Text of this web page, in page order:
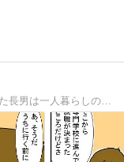
広汎性発達障害から不登校と鬱を乗り越えた長男は一人暮らしの社会人二年生。ADHDを抱えた次男は社会人一年生。発達障害３兄弟を育てる母トマコの４〜１６コママンガ。